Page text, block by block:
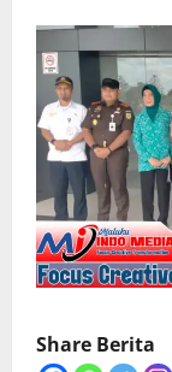
Share Berita